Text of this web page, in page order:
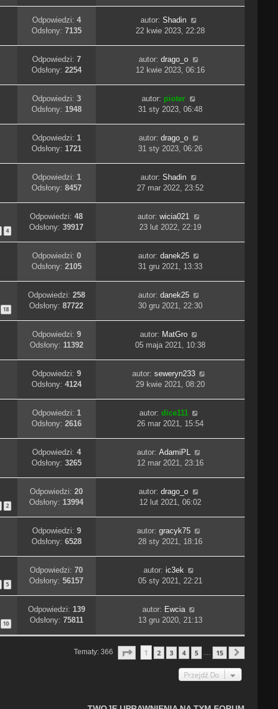
Odpowiedzi: 4
Odsłony: 7135
autor:Shadin
22 kwie 2023, 22:28
Odpowiedzi: 7
Odsłony: 2254
autor:drago_o
12 kwie 2023, 06:16
Odpowiedzi: 3
Odsłony: 1948
autor: pioter
31 sty 2023, 06:48
Odpowiedzi: 1
Odsłony: 1721
autor:drago_o
31 sty 2023, 06:26
Odpowiedzi: 1
Odsłony: 8457
autor:Shadin
27 mar 2022, 23:52
4
Odpowiedzi:48
Odsłony:39917
autor:wicia021
23 lut 2022, 22:19
Odpowiedzi: 0
Odsłony: 2105
autor: danek25
31 gru 2021, 13:33
18
Odpowiedzi: 258
Odsłony:87722
autor: danek25
30 gru 2021, 22:30
Odpowiedzi: 9
Odsłony: 11392
autor: MatGro
05 maja 2021, 10:38
Odpowiedzi: 9
Odsłony: 4124
autor: seweryn233
29 kwie 2021, 08:20
Odpowiedzi: 1
Odsłony: 2616
autor: dice111
26 mar 2021, 15:54
Odpowiedzi: 4
Odsłony: 3265
autor: AdamiPL
12 mar 2021, 23:16
2
Odpowiedzi:20
Odsłony:13994
autor:drago_o
12 lut 2021, 06:02
Odpowiedzi: 9
Odsłony: 6528
autor: gracyk75
28 sty 2021, 18:16
5
Odpowiedzi:70
Odsłony:56157
autor: ic3ek
05 sty 2021, 22:21
10
Odpowiedzi: 139
Odsłony: 75811
autor: Ewcia
13 gru 2020, 21:13
Tematy: 366 Strona 1Z 15
1 2 3 4 5 … 15
Przejdź Do